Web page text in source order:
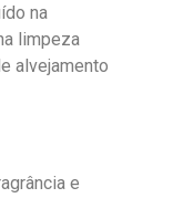
na
limpeza
alvejamento
e